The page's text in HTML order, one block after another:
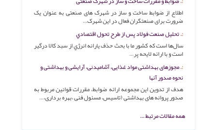
اطلاع از ضوابط ساخت و ساز در شهرک های صنعتی به عنوان یک
ضرورت برای صنعتگران فعال در این شهرک…
تحليل صنعت فولاد پس از طرح تحول اقتصادي
سال‌ها است كه كشور ما با بحث حذف يارانه‌ انرژي از سبد كالا درگير
است و با ارائه لايحه پر…
مجوزهای بهداشتی مواد غذایی، آشامیدنی، آرایشی و بهداشتی و
نحوه صدور آنها
هدف از تدوین این مجموعه ارائه ضوابط، مقررات قوانین مربوط به
صدور پروانه های بهداشتی (‌تاسیس، مسئول فنی ،بهره برداری،…
همه مقالات مرتبط ...